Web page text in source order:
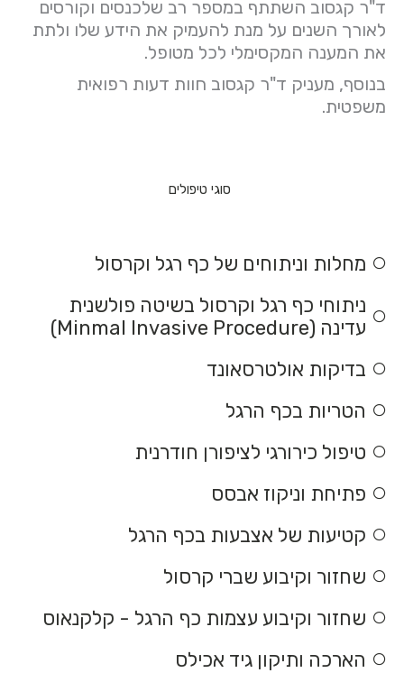
ד"ר קגסוב השתתף במספר רב שלכנסים וקורסים
לאורך השנים על מנת להעמיק את הידע שלו ולתת
את המענה המקסימלי לכל מטופל.
בנוסף, מעניק ד"ר קגסוב חוות דעות רפואית
משפטית.
סוגי טיפולים
מחלות וניתוחים של כף רגל וקרסול
ניתוחי כף רגל וקרסול בשיטה פולשנית
עדינה (Minmal Invasive Procedure)
בדיקות אולטרסאונד
הטריות בכף הרגל
טיפול כירורגי לציפורן חודרנית
פתיחת וניקוז אבסס
קטיעות של אצבעות בכף הרגל
שחזור וקיבוע שברי קרסול
שחזור וקיבוע עצמות כף הרגל - קלקנאוס
הארכה ותיקון גיד אכילס